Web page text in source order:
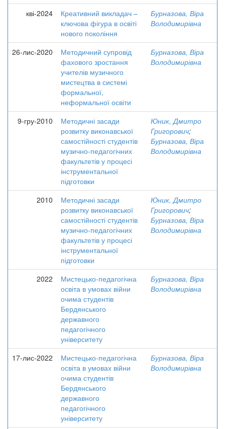
кві-2024
Креативний викладач –
ключова фігура в освіті
нового покоління
Бурназова, Віра
Володимирівна
26-лис-2020
Методичний супровід
фахового зростання
учителів музичного
мистецтва в системі
формальної,
неформальної освіти
Бурназова, Віра
Володимирівна
9-гру-2010
Методичні засади
розвитку виконавської
самостійності студентів
музично-педагогічних
факультетів у процесі
інструментальної
підготовки
Юник, Дмитро
Григорович;
Бурназова, Віра
Володимирівна
2010
Методичні засади
розвитку виконавської
самостійності студентів
музично-педагогічних
факультетів у процесі
інструментальної
підготовки
Юник, Дмитро
Григорович;
Бурназова, Віра
Володимирівна
2022
Мистецько-педагогічна
освіта в умовах війни
очима студентів
Бердянського
державного
педагогічного
університету
Бурназова, Віра
Володимирівна
17-лис-2022
Мистецько-педагогічна
освіта в умовах війни
очима студентів
Бердянського
державного
педагогічного
університету
Бурназова, Віра
Володимирівна